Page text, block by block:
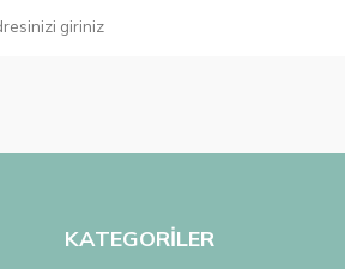
KATEGORİLER